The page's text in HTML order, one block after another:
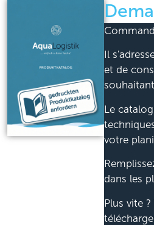
Il
et de
Le
votre
dans les
Plus vite